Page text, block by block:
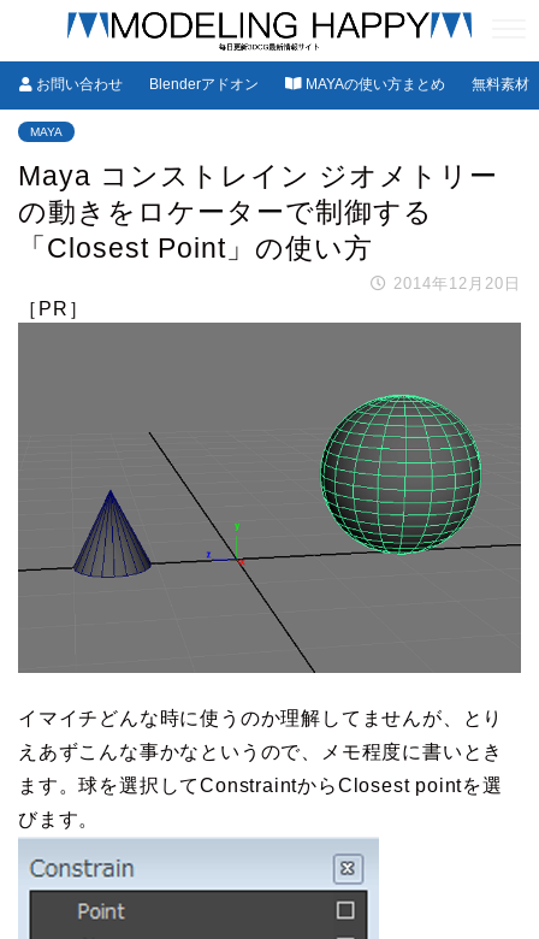
お問い合わせ Blenderアドオン MAYAの使い方まとめ 無料素材
MAYA
Maya コンストレイン ジオメトリー
の動きをロケーターで制御する
「Closest Point」の使い方
2014年12月20日
［PR］
イマイチどんな時に使うのか理解してませんが、とり
えあずこんな事かなというので、メモ程度に書いとき
ます。球を選択してConstraintからClosest pointを選
びます。